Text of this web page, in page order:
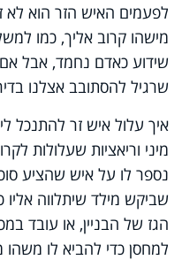
לפעמים האיש הזר הוא לא
מישהו קרוב אליך, כמו
שידוע כאדם נחמד, אבל
שרגיל להסתובב אצלנו
איך עלול איש זר להתנכל
מיני וריאציות שעלולות
נספר לו על איש שהציע
שביקש מילד שיתלווה אליו
הגז של הבניין, או עובד
למחסן כדי להביא לו